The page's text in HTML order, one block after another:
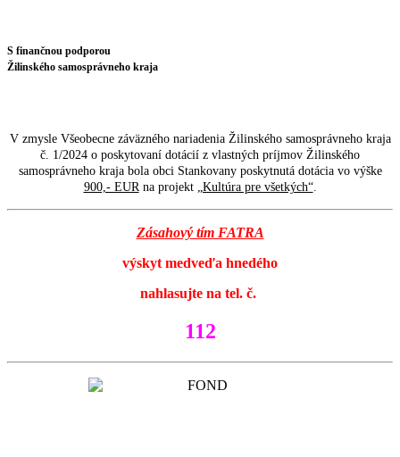
S finančnou podporou
Žilinského samosprávneho kraja
V zmysle Všeobecne záväzného nariadenia Žilinského samosprávneho kraja
č. 1/2024 o poskytovaní dotácií z vlastných príjmov Žilinského
samosprávneho kraja bola obci Stankovany poskytnutá dotácia vo výške
900,- EURna projekt „Kultúra pre všetkých“.
Zásahový tím FATRA
výskyt medveďa hnedého
nahlasujte na tel. č.
112